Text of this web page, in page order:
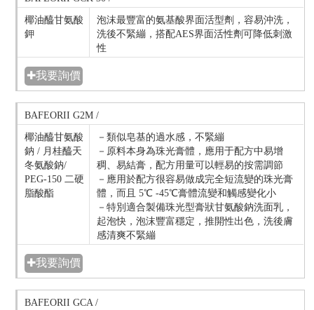
椰油醯甘氨酸
鉀
泡沫最豐富的氨基酸界面活型劑，容易沖洗，
洗後不緊繃，搭配AES界面活性劑可降低刺激
性
✚我要詢價
BAFEORII G2M /
椰油醯甘氨酸
鈉 / 月桂醯天
冬氨酸鈉/
PEG-150 二硬
脂酸酯
－類似皂基的過水感，不緊繃
－原料本身為珠光膏體，應用于配方中易增
稠、易結膏，配方用量可以輕易的按需調節
－應用於配方很容易做成完全短流變的珠光膏
體，而且 5℃ -45℃膏體流變和觸感變化小
－特別適合製備珠光型膏狀甘氨酸鈉洗面乳，
起泡快，泡沫豐富穩定，推開性出色，洗後膚
感清爽不緊繃
✚我要詢價
BAFEORII GCA /